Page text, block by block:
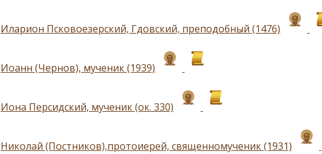
Иларион Псковоезерский, Гдовский, преподобный (1476)
Иоанн (Чернов), мученик (1939)
Иона Персидский, мученик (ок. 330)
Николай (Постников),протоиерей, священномученик (1931)